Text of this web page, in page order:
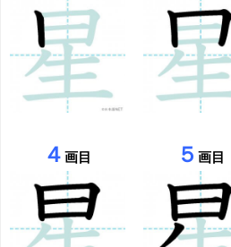
４画目 ５ 画目